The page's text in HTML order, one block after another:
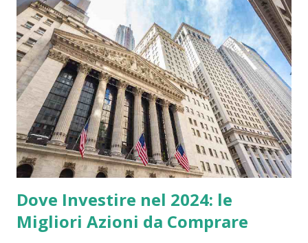
comprare oggi 28 Aprile
Dove Investire nel 2024: le
Migliori Azioni da Comprare